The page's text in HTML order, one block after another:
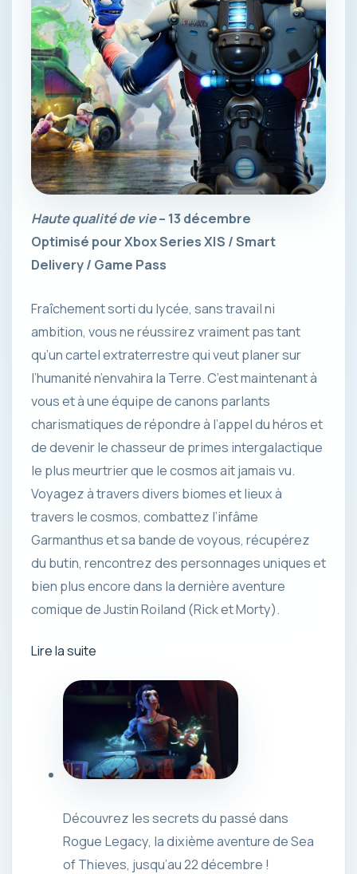
Haute qualité de vie– 13 décembre
Optimisé pour Xbox Series X|S / Smart
Delivery / Game Pass
Fraîchement sorti du lycée, sans travail ni
ambition, vous ne réussirez vraiment pas tant
qu’un cartel extraterrestre qui veut planer sur
l’humanité n’envahira la Terre. C’est maintenant à
vous et à une équipe de canons parlants
charismatiques de répondre à l’appel du héros et
de devenir le chasseur de primes intergalactique
le plus meurtrier que le cosmos ait jamais vu.
Voyagez à travers divers biomes et lieux à
travers le cosmos, combattez l’infâme
Garmanthus et sa bande de voyous, récupérez
du butin, rencontrez des personnages uniques et
bien plus encore dans la dernière aventure
comique de Justin Roiland (Rick et Morty).
Lire la suite
Découvrez les secrets du passé dans
Rogue Legacy, la dixième aventure de Sea
of ​​​​Thieves, jusqu’au 22 décembre !